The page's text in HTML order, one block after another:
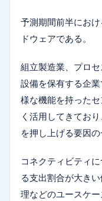
予測期間前半にお
ドウェアである。
組立製造業、プロ
設備を保有する企
様な機能を持った
く活用してきてお
を押し上げる要因
コネクティビティ
る支出割合が大き
理などのユースケ